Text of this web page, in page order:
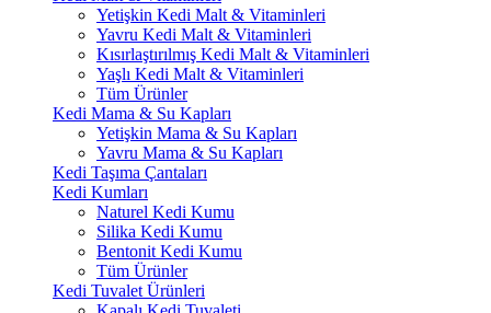
Yetişkin Kedi Malt & Vitaminleri
Yavru Kedi Malt & Vitaminleri
Kısırlaştırılmış Kedi Malt & Vitaminleri
Yaşlı Kedi Malt & Vitaminleri
Tüm Ürünler
Kedi Mama & Su Kapları
Yetişkin Mama & Su Kapları
Yavru Mama & Su Kapları
Kedi Taşıma Çantaları
Kedi Kumları
Naturel Kedi Kumu
Silika Kedi Kumu
Bentonit Kedi Kumu
Tüm Ürünler
Kedi Tuvalet Ürünleri